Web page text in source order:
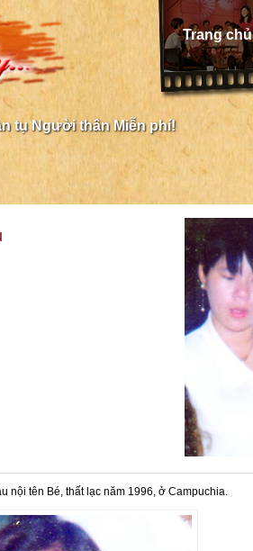
Trang chủ
tụ Người thân Miễn phí!
nội tên Bé, thất lạc năm 1996, ở Campuchia.